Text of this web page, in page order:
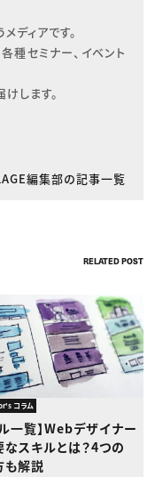
ディアです。
種セミナー、イベント
します。
編集部の記事一覧
RELATED POST
コラム
一覧】Webデザイナー
なスキルとは？4つの
も解説